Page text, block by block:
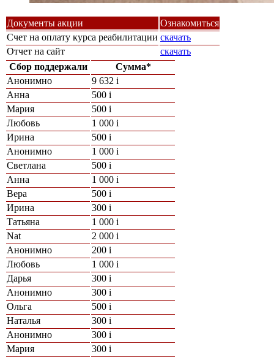
Документы акции
Ознакомиться
Счет на оплату курса реабилитации скачать
Отчет на сайт
скачать
Сбор поддержали
Сумма*
Анонимно
9 632 i
Анна
500 i
Мария
500 i
Любовь
1 000 i
Ирина
500 i
Анонимно
1 000 i
Светлана
500 i
Анна
1 000 i
Вера
500 i
Ирина
300 i
Татьяна
1 000 i
Nat
2 000 i
Анонимно
200 i
Любовь
1 000 i
Дарья
300 i
Анонимно
300 i
Ольга
500 i
Наталья
300 i
Анонимно
300 i
Мария
300 i